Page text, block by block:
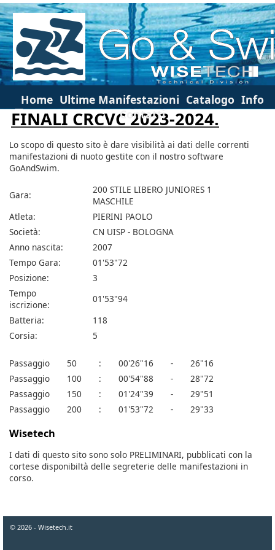
Home Ultime Manifestazioni Catalogo Info
Contatti
FINALI CRCVC 2023-2024.
Lo scopo di questo sito è dare visibilità ai dati delle correnti
manifestazioni di nuoto gestite con il nostro software
GoAndSwim.
Gara:
200 STILE LIBERO JUNIORES 1
MASCHILE
Atleta:
PIERINI PAOLO
Società:
CN UISP - BOLOGNA
Anno nascita:
2007
Tempo Gara:
01'53"72
Posizione:
3
Tempo
iscrizione:
01'53"94
Batteria:
118
Corsia:
5
Passaggio 50 : 00'26"16 -
26"16
Passaggio
100 : 00'54"88 -
28"72
Passaggio
150 : 01'24"39 -
29"51
Passaggio
200 : 01'53"72 - 29"33
Wisetech
I dati di questo sito sono solo PRELIMINARI, pubblicati con la
cortese disponibiltà delle segreterie delle manifestazioni in
corso.
© 2026 - Wisetech.it